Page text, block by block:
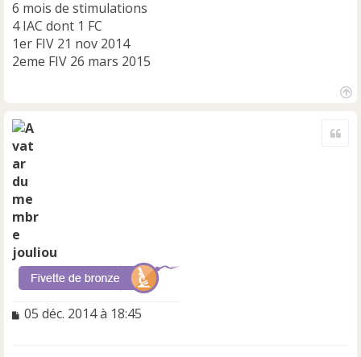
6 mois de stimulations
4 IAC dont 1 FC
1er FIV 21 nov 2014
2eme FIV 26 mars 2015
jouliou
M
05 déc. 2014 à 18:45